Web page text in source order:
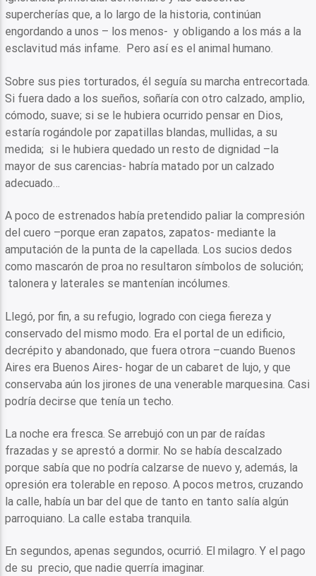
supercherías que, a lo largo de la historia, continúan
engordando a unos – los menos- y obligando a los más a la
esclavitud más infame. Pero así es el animal humano.
Sobre sus pies torturados, él seguía su marcha entrecortada.
Si fuera dado a los sueños, soñaría con otro calzado, amplio,
cómodo, suave; si se le hubiera ocurrido pensar en Dios,
estaría rogándole por zapatillas blandas, mullidas, a su
medida; si le hubiera quedado un resto de dignidad –la
mayor de sus carencias- habría matado por un calzado
adecuado…
A poco de estrenados había pretendido paliar la compresión
del cuero –porque eran zapatos, zapatos- mediante la
amputación de la punta de la capellada. Los sucios dedos
como mascarón de proa no resultaron símbolos de solución;
talonera y laterales se mantenían incólumes.
Llegó, por fin, a su refugio, logrado con ciega fiereza y
conservado del mismo modo. Era el portal de un edificio,
decrépito y abandonado, que fuera otrora –cuando Buenos
Aires era Buenos Aires- hogar de un cabaret de lujo, y que
conservaba aún los jirones de una venerable marquesina. Casi
podría decirse que tenía un techo.
La noche era fresca. Se arrebujó con un par de raídas
frazadas y se aprestó a dormir. No se había descalzado
porque sabía que no podría calzarse de nuevo y, además, la
opresión era tolerable en reposo. A pocos metros, cruzando
la calle, había un bar del que de tanto en tanto salía algún
parroquiano. La calle estaba tranquila.
En segundos, apenas segundos, ocurrió. El milagro. Y el pago
de su precio, que nadie querría imaginar.